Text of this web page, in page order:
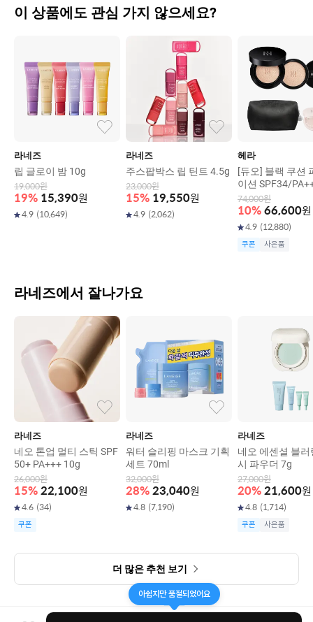
아쉽지만 품절되었어요
이 상품에도 관심 가지 않으세요?
라네즈
립 글로이 밤 10g
19,000원
19% 15,390원
4.9 (10,649)
라네즈
주스팝박스 립 틴트 4.5g
23,000원
15% 19,550원
4.9 (2,062)
헤라
[듀오] 블랙 쿠션
이션 SPF34/
15g+리필15g)
74,000원
10% 66,600원
4.9 (12,880)
쿠폰 사은품
라네즈에서 잘나가요
라네즈
네오 톤업 멀티 스틱 SPF
50+ PA+++ 10g
26,000원
15% 22,100원
4.6 (34)
쿠폰
라네즈
워터 슬리핑 마스크 기획
세트 70ml
32,000원
28% 23,040원
4.8 (7,190)
라네즈
네오 에센셜 블러
시 파우더 7g
27,000원
20% 21,600원
4.8 (1,714)
쿠폰 사은품
더 많은 추천 보기